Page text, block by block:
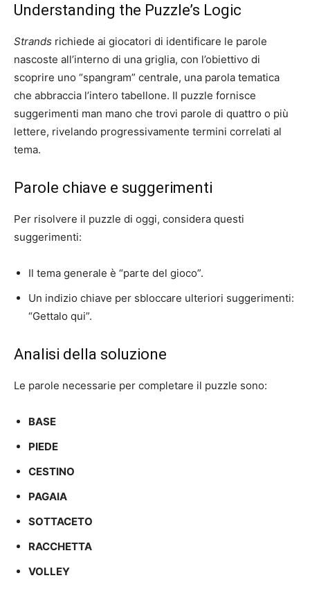
Understanding the Puzzle’s Logic
Strands richiede ai giocatori di identificare le parole
nascoste all’interno di una griglia, con l’obiettivo di
scoprire uno “spangram” centrale, una parola tematica
che abbraccia l’intero tabellone. Il puzzle fornisce
suggerimenti man mano che trovi parole di quattro o più
lettere, rivelando progressivamente termini correlati al
tema.
Parole chiave e suggerimenti
Per risolvere il puzzle di oggi, considera questi
suggerimenti:
Il tema generale è “parte del gioco”.
Un indizio chiave per sbloccare ulteriori suggerimenti:
“Gettalo qui”.
Analisi della soluzione
Le parole necessarie per completare il puzzle sono:
BASE
PIEDE
CESTINO
PAGAIA
SOTTACETO
RACCHETTA
VOLLEY